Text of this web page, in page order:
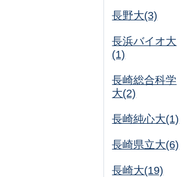
長野大(3)
長浜バイオ大
(1)
長崎総合科学
大(2)
長崎純心大(1)
長崎県立大(6)
長崎大(19)